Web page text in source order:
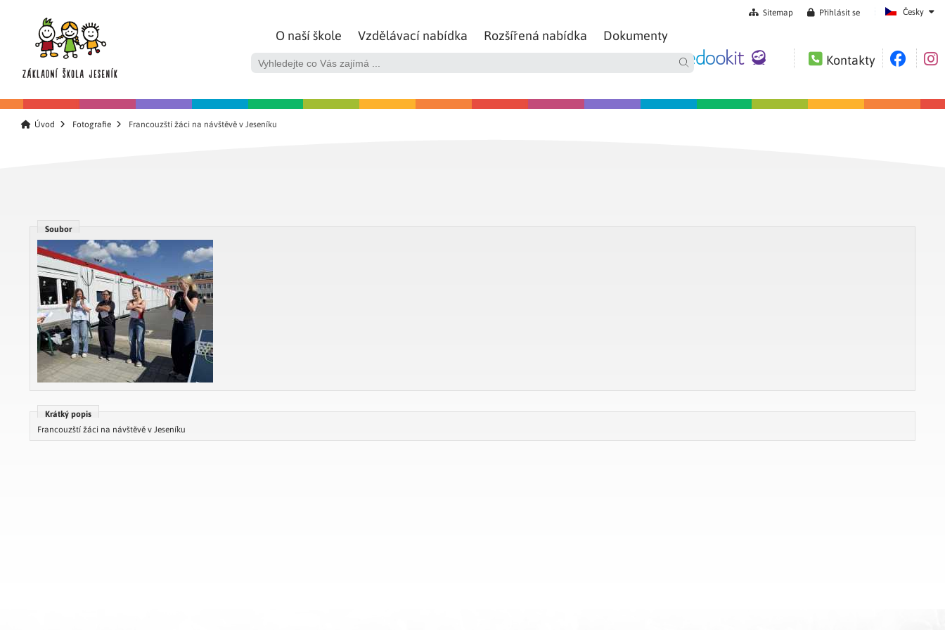
Česky
Sitemap Přihlásit se
Kontakty
O naší škole Vzdělávací nabídka Rozšířená nabídka Dokumenty
Úvod Fotografie Francouzští žáci na návštěvě v Jeseníku
Soubor
Krátký popis
Francouzští žáci na návštěvě v Jeseníku